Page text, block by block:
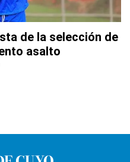
de la selección de
asalto